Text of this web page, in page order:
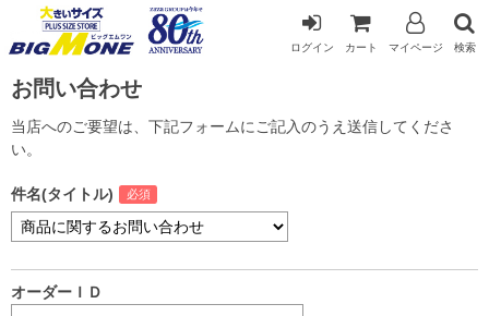
ログイン カート マイページ 検索
お問い合わせ
当店へのご要望は、下記フォームにご記入のうえ送信してくださ
い。
件名(タイトル)
オーダーＩＤ